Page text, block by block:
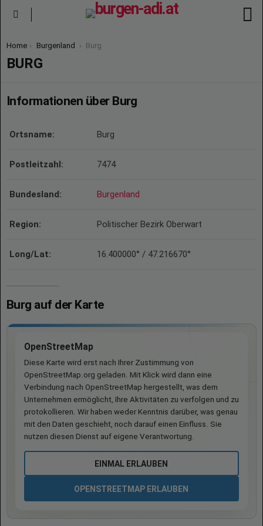
You are here:
Home Burgenland Burg
BURG
Informationen über Burg
Ortsname: Burg
Postleitzahl: 7474
Bundesland: Burgenland
Region: Politischer Bezirk Oberwart
Long/Lat: 16.400000° / 47.216670°
Burg auf der Karte
OpenStreetMap
Diese Karte wird erst nach Ihrer Zustimmung von
OpenStreetMap.org geladen. Mit Klick wird dann eine
Verbindung nach OpenStreetMap hergestellt, was dem
Unternehmen ermöglicht, Ihre Aktivitäten zu verfolgen und zu
protokollieren. Wir haben weder Kenntnis darüber, was genau
mit den Daten geschieht, noch darauf einen Einfluss. Sie
nutzen diesen Dienst auf eigene Verantwortung.
EINMAL ERLAUBEN
OPENSTREETMAP ERLAUBEN